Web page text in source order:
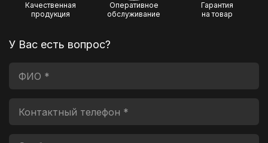
Качественная
продукция
Оперативное
обслуживание
Гарантия
на товар
У Вас есть вопрос?